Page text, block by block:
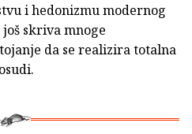
i hedonizmu modernog
skriva mnoge
da se realizira totalna